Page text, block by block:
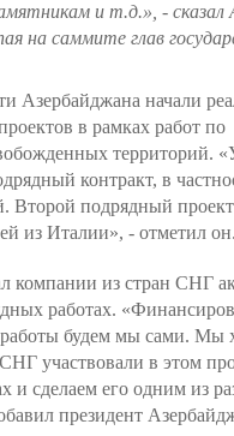
и т.д.», - сказал
на саммите глав
Азербайджана начали
в рамках работ по
территорий.
контракт, в
Второй подрядный проект
из Италии», - отметил он.
компании из стран СНГ
работах.
работы будем мы сами. Мы
участвовали в этом
и сделаем его одним из
президент